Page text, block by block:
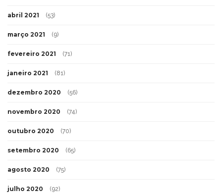
abril 2021 (53)
março 2021 (9)
fevereiro 2021 (71)
janeiro 2021 (81)
dezembro 2020 (56)
novembro 2020 (74)
outubro 2020 (70)
setembro 2020 (65)
agosto 2020 (75)
julho 2020 (92)